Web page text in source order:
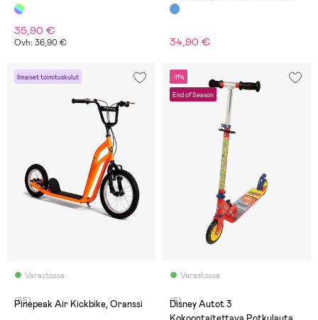
35,90 €
Ovh: 36,90 € 34,90 €
Ilmaiset toimituskulut
Varastossa
(55)
Pinepeak Air Kickbike, Oranssi
-11%
End of Season
Varastossa
(5)
Disney Autot 3